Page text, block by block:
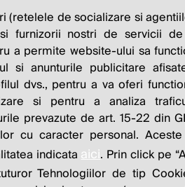
Toate drepturile rezervate.
1616.ro
(retelele de socializare si
furnizorii nostri de servicii
a permite website-ului sa
si anunturile publicitare
dvs., pentru a va oferi
si pentru a analiza
prevazute de art. 15-22 din
cu caracter personal.
indicata aici. Prin click pe
Tehnologiilor de tip